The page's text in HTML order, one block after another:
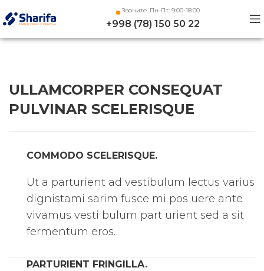
Звоните. Пн-Пт: 9:00-18:00
+998 (78) 150 50 22
ULLAMCORPER CONSEQUAT
PULVINAR SCELERISQUE
COMMODO SCELERISQUE.
Ut a parturient ad vestibulum lectus varius
dignistami sarim fusce mi pos uere ante
vivamus vesti bulum part urient sed a sit
fermentum eros.
PARTURIENT FRINGILLA.